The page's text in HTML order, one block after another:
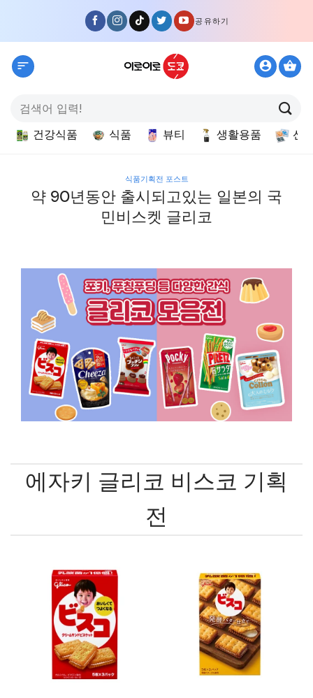
content
공유하기
색:
건강식품 식품 뷰티 생활용품 선
식품기획전 포스트
약 90년동안 출시되고있는 일본의 국
민비스켓 글리코
에자키 글리코 비스코 기획
전